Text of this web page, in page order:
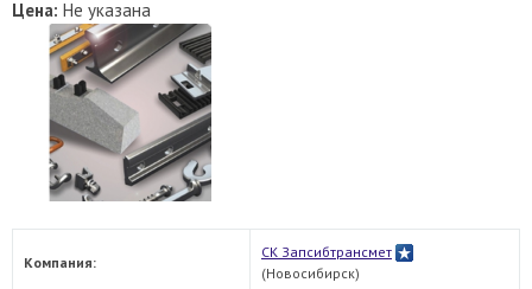
Цена: Не указана
Компания:
СК Запсибтрансмет
(Новосибирск)